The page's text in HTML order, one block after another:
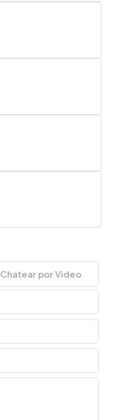
Chatear por Video